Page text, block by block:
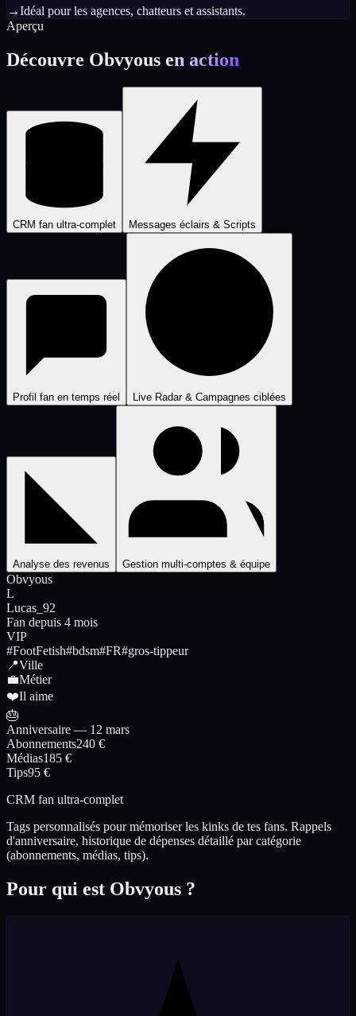
→Idéal pour les agences, chatteurs et assistants.
Aperçu
Découvre Obvyous en action
CRM fan ultra-complet Messages éclairs & Scripts
Profil fan en temps réel Live Radar & Campagnes ciblées
Analyse des revenus Gestion multi-comptes & équipe
Obvyous
L
Lucas_92
Fan depuis 4 mois
VIP
#FootFetish#bdsm#FR#gros-tippeur
📍Ville
💼Métier
❤️Il aime
🎂
Anniversaire — 12 mars
Abonnements240 €
Médias185 €
Tips95 €
CRM fan ultra-complet
Tags personnalisés pour mémoriser les kinks de tes fans. Rappels
d'anniversaire, historique de dépenses détaillé par catégorie
(abonnements, médias, tips).
Pour qui est Obvyous ?